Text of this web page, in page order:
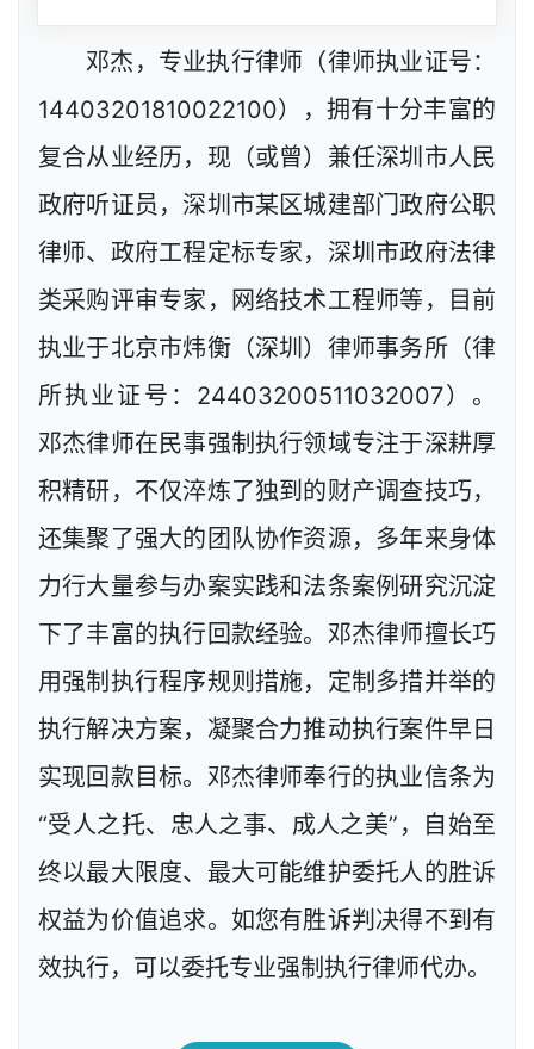
邓杰，专业执行律师（律师执业证号：
14403201810022100），拥有十分丰富的
复合从业经历，现（或曾）兼任深圳市人民
政府听证员，深圳市某区城建部门政府公职
律师、政府工程定标专家，深圳市政府法律
类采购评审专家，网络技术工程师等，目前
执业于北京市炜衡（深圳）律师事务所（律
所执业证号：24403200511032007）。
邓杰律师在民事强制执行领域专注于深耕厚
积精研，不仅淬炼了独到的财产调查技巧，
还集聚了强大的团队协作资源，多年来身体
力行大量参与办案实践和法条案例研究沉淀
下了丰富的执行回款经验。邓杰律师擅长巧
用强制执行程序规则措施，定制多措并举的
执行解决方案，凝聚合力推动执行案件早日
实现回款目标。邓杰律师奉行的执业信条为
“受人之托、忠人之事、成人之美”，自始至
终以最大限度、最大可能维护委托人的胜诉
权益为价值追求。如您有胜诉判决得不到有
效执行，可以委托专业强制执行律师代办。